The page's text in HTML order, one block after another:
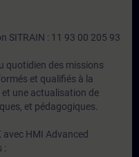
SITRAIN : 11 93 00 205 93
quotidien des missions
et qualifiés à la
une actualisation de
et pédagogiques.
avec HMI Advanced
: